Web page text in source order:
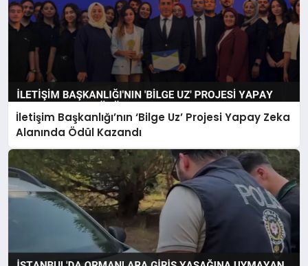
İletişim Başkanlığı’nın ‘Bilge Uz’ Projesi Yapay Zeka
Alanında Ödül Kazandı